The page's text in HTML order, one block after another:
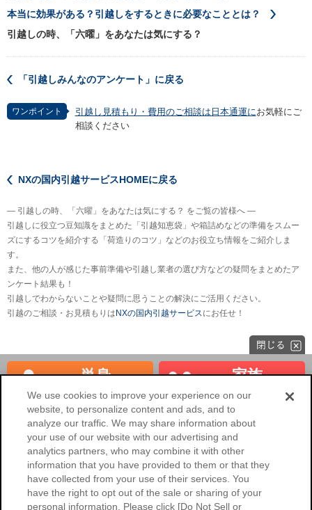
本当に効果がある？引越しをするときに必要なこととは？
引越しの時、「六曜」をあなたは気にする？
「引越しみんなのアンケート」に戻る
ワンポイント 引越し見積もり・費用のご相談は日本通運にお気軽にご
相談ください
NXの国内引越サービスHOMEに戻る
― 引越しの時、「六曜」をあなたは気にする？ をご覧の皆様へ ―
引越しに役立つ豆知識をまとめた「引越知恵袋」や箱詰めなどの準備をスムー
ズにするコツを紹介する「荷造りのコツ」などのお役立ち情報をご紹介しま
す。
また、他の人が感じた事前準備や引越し業者の選び方などの疑問をまとめたア
ンケート結果も！
引越しでわからないことや疑問に思うことの解決にご活用ください。
引越のご相談・お見積もりは NXの国内引越サービスにお任せ！
単身 家族
海外へのお引越し 法人のお客様
NXの国内引越サービスHOME
会社概要 ご利用環境
個人情報保護について
個人情報保護に関するご協力のお
願い
We use cookies to improve your experience on our
website, to personalize content and ads, and to
analyze our traffic. We may share information about
your use of our website with our advertising and
analytics partners, who may combine it with other
information that you have provided to them or that they
have collected from your use of their services. You
have the right to opt out of the sale or sharing of your
personal information. Please click [Do Not Sell or